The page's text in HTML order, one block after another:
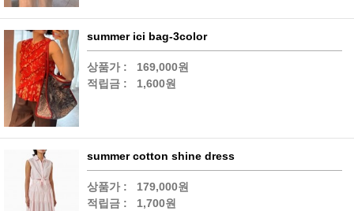
summer ici bag-3color
상품가 :
169,000원
적립금 :
1,600원
summer cotton shine dress
상품가 :
179,000원
적립금 :
1,700원